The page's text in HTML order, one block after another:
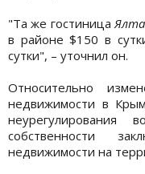
"Та же гостиницаЯлта
в районе $150 в
сутки", – уточнил он.
Относительно
недвижимости в
неурегулирования
собственности
недвижимости на